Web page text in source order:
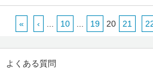
« ‹ 10 19 20 21
よくある質問